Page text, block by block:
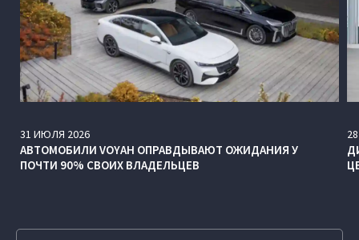
31 ИЮЛЯ 2026
АВТОМОБИЛИ VOYAH ОПРАВДЫВАЮТ ОЖИДАНИЯ У
ПОЧТИ 90% СВОИХ ВЛАДЕЛЬЦЕВ
28